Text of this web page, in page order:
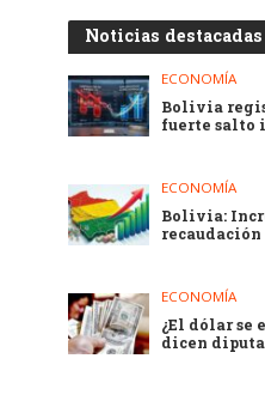
Noticias destacadas
ECONOMÍA
Bolivia
fuerte salto
ECONOMÍA
Bolivia:
ECONOMÍA
¿El dólar se
dicen